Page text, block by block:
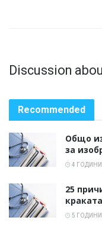
Discussion
Recommended
Общо
за
4 ГОДИНИ
25
краката
5 ГОДИНИ